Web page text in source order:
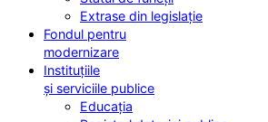
Extrase din legislație
Fondul pentru
modernizare
Instituțiile
și serviciile publice
Educația